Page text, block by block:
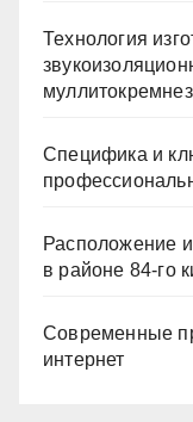
Технология
Специфика и
Расположение и
в районе 84-го
Современные
интернет